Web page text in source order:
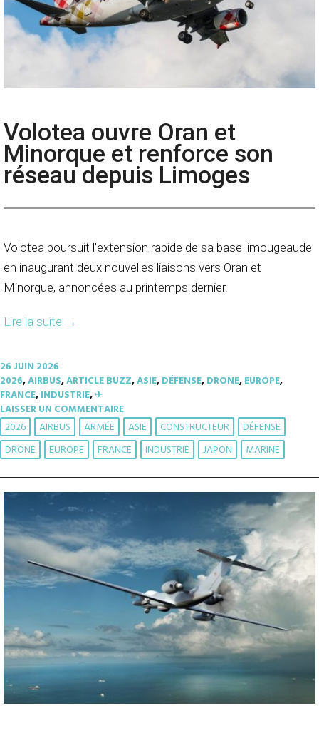
Volotea ouvre Oran et
Minorque et renforce son
réseau depuis Limoges
Volotea poursuit l’extension rapide de sa base limougeaude
en inaugurant deux nouvelles liaisons vers Oran et
Minorque, annoncées au printemps dernier.
Lire la suite →
26 JUIN 2026
2026,AIRBUS,ARTICLE BUZZ,ASIE,DÉFENSE,DRONE,EUROPE,
FRANCE,INDUSTRIE,✈︎
LAISSER UN COMMENTAIRE
2026 AIRBUS ARMÉE ASIE CONSTRUCTEUR
DÉFENSE
DRONE
EUROPE FRANCE INDUSTRIE JAPON MARINE